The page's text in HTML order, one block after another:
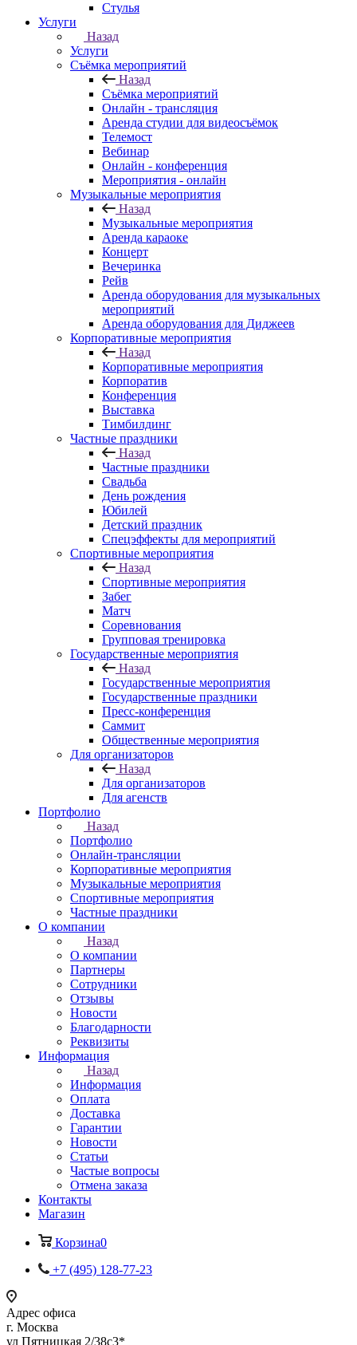
Стулья
Услуги
Назад
Услуги
Съёмка мероприятий
Назад
Съёмка мероприятий
Онлайн - трансляция
Аренда студии для видеосъёмок
Телемост
Вебинар
Онлайн - конференция
Мероприятия - онлайн
Музыкальные мероприятия
Назад
Музыкальные мероприятия
Аренда караоке
Концерт
Вечеринка
Рейв
Аренда оборудования для музыкальных
мероприятий
Аренда оборудования для Диджеев
Корпоративные мероприятия
Назад
Корпоративные мероприятия
Корпоратив
Конференция
Выставка
Тимбилдинг
Частные праздники
Назад
Частные праздники
Свадьба
День рождения
Юбилей
Детский праздник
Спецэффекты для мероприятий
Спортивные мероприятия
Назад
Спортивные мероприятия
Забег
Матч
Соревнования
Групповая тренировка
Государственные мероприятия
Назад
Государственные мероприятия
Государственные праздники
Пресс-конференция
Саммит
Общественные мероприятия
Для организаторов
Назад
Для организаторов
Для агенств
Портфолио
Назад
Портфолио
Онлайн-трансляции
Корпоративные мероприятия
Музыкальные мероприятия
Спортивные мероприятия
Частные праздники
О компании
Назад
О компании
Партнеры
Сотрудники
Отзывы
Новости
Благодарности
Реквизиты
Информация
Назад
Информация
Оплата
Доставка
Гарантии
Новости
Статьи
Частые вопросы
Отмена заказа
Контакты
Магазин
Корзина0
+7 (495) 128-77-23
Адрес офиса
г. Москва
ул Пятницкая 2/38с3*